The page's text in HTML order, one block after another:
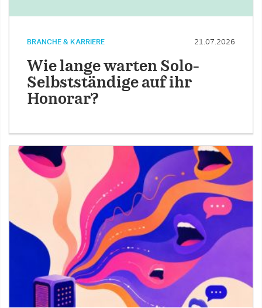
BRANCHE & KARRIERE 21.07.2026
Wie lange warten Solo-
Selbstständige auf ihr
Honorar?